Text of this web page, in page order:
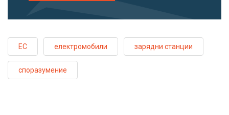
ЕС електромобили зарядни станции
споразумение